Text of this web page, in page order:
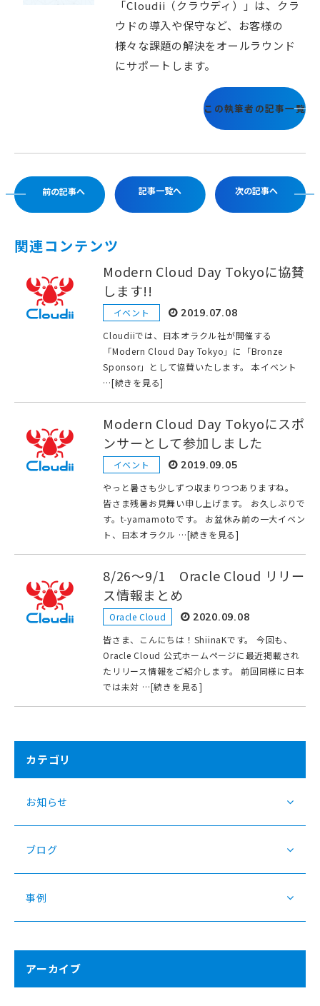
「Cloudii（クラウディ）」は、クラ
ウドの導入や保守など、お客様の
様々な課題の解決をオールラウンド
にサポートします。
この執筆者の記事一覧
前の記事へ 記事一覧へ 次の記事へ
関連コンテンツ
Modern Cloud Day Tokyoに協賛
します!!
イベント 2019.07.08
Cloudiiでは、日本オラクル社が開催する
「Modern Cloud Day Tokyo」に「Bronze
Sponsor」として協賛いたします。 本イベント
…[続きを見る]
Modern Cloud Day Tokyoにスポ
ンサーとして参加しました
イベント 2019.09.05
やっと暑さも少しずつ収まりつつありますね。
皆さま残暑お見舞い申し上げます。 お久しぶりで
す。t-yamamotoです。 お盆休み前の一大イベン
ト、日本オラクル …[続きを見る]
8/26～9/1 Oracle Cloud リリー
ス情報まとめ
Oracle Cloud 2020.09.08
皆さま、こんにちは！ShiinaKです。 今回も、
Oracle Cloud 公式ホームページに最近掲載され
たリリース情報をご紹介します。 前回同様に日本
では未対 …[続きを見る]
カテゴリ
お知らせ
ブログ
事例
アーカイブ